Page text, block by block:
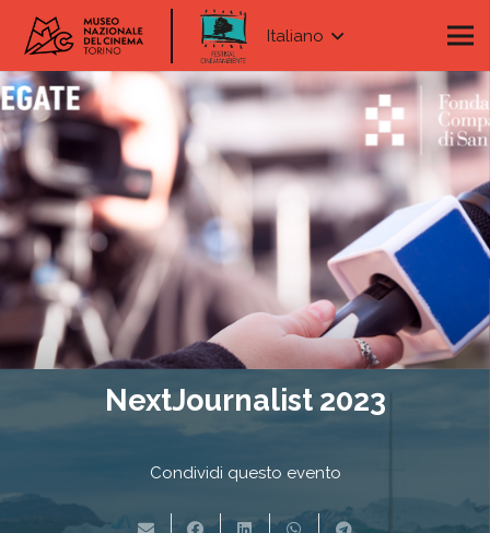
Italiano
NextJournalist 2023
Condividi questo evento